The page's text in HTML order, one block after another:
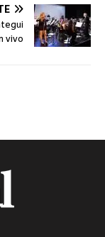
vivo